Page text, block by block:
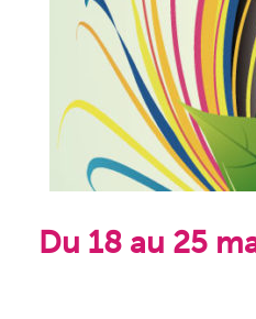
Du 18 au 25